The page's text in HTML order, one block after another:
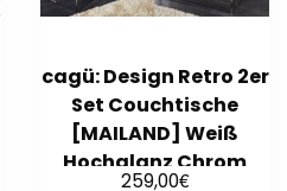
cagü: Design Retro 2er
Set Couchtische
[MAILAND] Weiß
Hochglanz Chrom
259,00€